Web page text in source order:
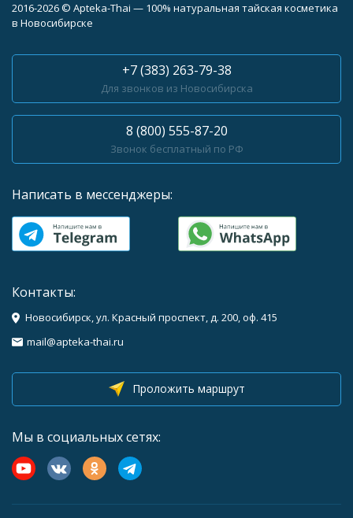
2016-2026 © Apteka-Thai — 100% натуральная тайская косметика
в Новосибирске
+7 (383) 263-79-38
Для звонков из Новосибирска
8 (800) 555-87-20
Звонок бесплатный по РФ
Написать в мессенджеры:
Контакты:
Новосибирск, ул. Красный проспект, д. 200, оф. 415
mail@apteka-thai.ru
Проложить маршрут
Мы в социальных сетях: